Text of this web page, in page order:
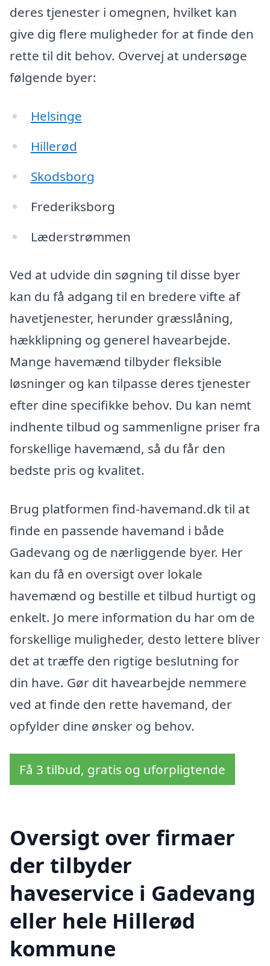
deres tjenester i omegnen, hvilket kan
give dig flere muligheder for at finde den
rette til dit behov. Overvej at undersøge
følgende byer:
Helsinge
Hillerød
Skodsborg
Frederiksborg
Læderstrømmen
Ved at udvide din søgning til disse byer
kan du få adgang til en bredere vifte af
havetjenester, herunder græsslåning,
hækklipning og generel havearbejde.
Mange havemænd tilbyder fleksible
løsninger og kan tilpasse deres tjenester
efter dine specifikke behov. Du kan nemt
indhente tilbud og sammenligne priser fra
forskellige havemænd, så du får den
bedste pris og kvalitet.
Brug platformen find-havemand.dk til at
finde en passende havemand i både
Gadevang og de nærliggende byer. Her
kan du få en oversigt over lokale
havemænd og bestille et tilbud hurtigt og
enkelt. Jo mere information du har om de
forskellige muligheder, desto lettere bliver
det at træffe den rigtige beslutning for
din have. Gør dit havearbejde nemmere
ved at finde den rette havemand, der
opfylder dine ønsker og behov.
Få 3 tilbud, gratis og uforpligtende
Oversigt over firmaer
der tilbyder
haveservice i Gadevang
eller hele Hillerød
kommune